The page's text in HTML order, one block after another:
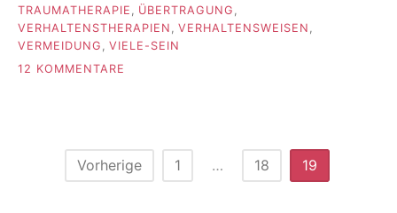
TRAUMATHERAPIE
ÜBERTRAGUNG
VERHALTENSTHERAPIEN
VERHALTENSWEISEN
VERMEIDUNG
VIELE-SEIN
12 KOMMENTARE
Seitennummerierung
Vorherige 1 … 18 19